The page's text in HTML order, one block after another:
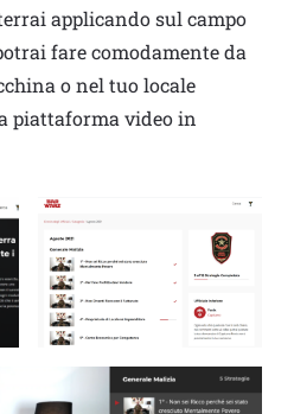
applicando sul campo
fare comodamente da
o nel tuo locale
piattaforma video in